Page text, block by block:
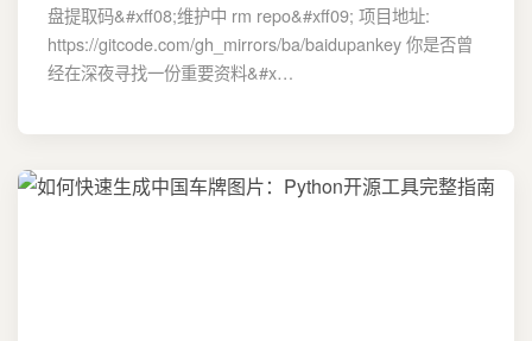
盘提取码&#xff08;维护中 rm repo&#xff09; 项目地址:
https://gitcode.com/gh_mirrors/ba/baidupankey 你是否曾
经在深夜寻找一份重要资料&#x…